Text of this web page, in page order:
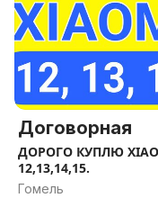
Договорная
ДОРОГО КУПЛЮ
12,13,14,15.
Гомель